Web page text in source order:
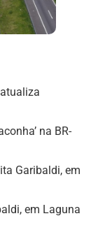
na BR-
Garibaldi, em
em Laguna